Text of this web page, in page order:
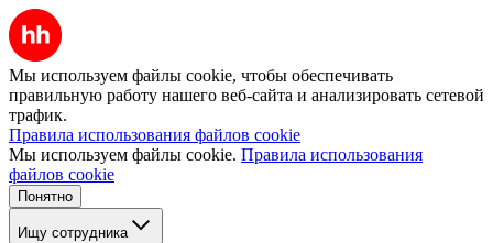
Мы используем файлы cookie, чтобы обеспечивать
правильную работу нашего веб-сайта и анализировать сетевой
трафик.
Правила использования файлов cookie
Мы используем файлы cookie. Правила использования
файлов cookie
Понятно
Ищу сотрудника